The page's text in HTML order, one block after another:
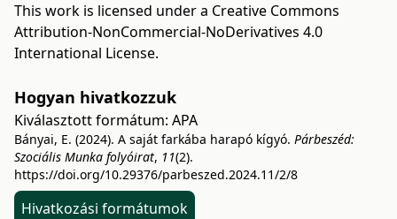
This work is licensed under a Creative Commons
Attribution-NonCommercial-NoDerivatives 4.0
International License.
Hogyan hivatkozzuk
Kiválasztott formátum: APA
Bányai, E. (2024). A saját farkába harapó kígyó. Párbeszéd:
Szociális Munka folyóirat, 11(2).
https://doi.org/10.29376/parbeszed.2024.11/2/8
Hivatkozási formátumok